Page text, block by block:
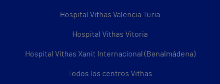
Hospital Vithas Valencia Turia
Hospital Vithas Vitoria
Hospital Vithas Xanit Internacional (Benalmádena)
Todos los centros Vithas